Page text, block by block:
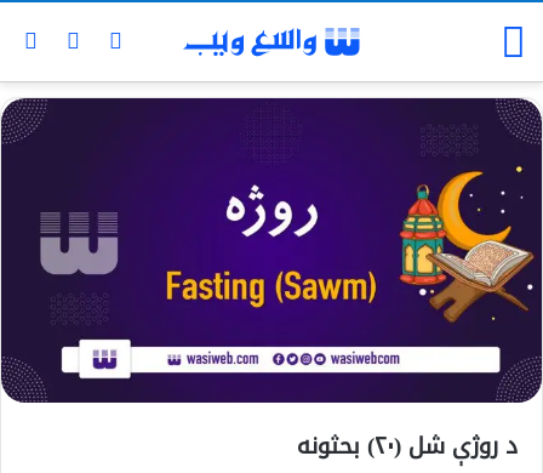
د روژې شل (۲۰) بحثونه